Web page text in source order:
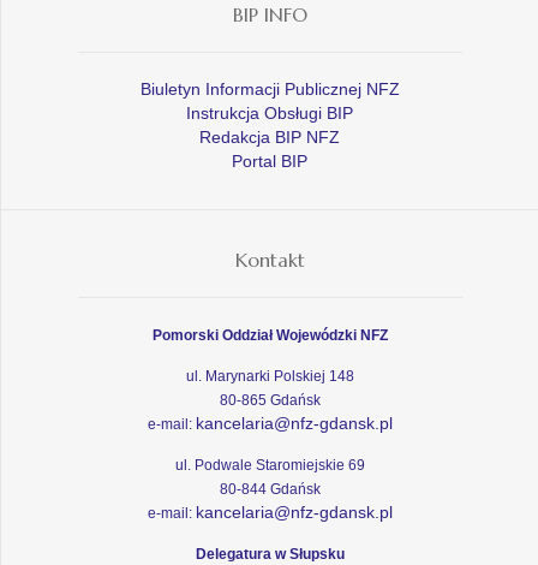
BIP INFO
Biuletyn Informacji Publicznej NFZ
Instrukcja Obsługi BIP
Redakcja BIP NFZ
Portal BIP
Kontakt
Pomorski Oddział Wojewódzki NFZ
ul. Marynarki Polskiej 148
80-865 Gdańsk
e-mail: kancelaria@nfz-gdansk.pl
ul. Podwale Staromiejskie 69
80-844 Gdańsk
e-mail: kancelaria@nfz-gdansk.pl
Delegatura w Słupsku